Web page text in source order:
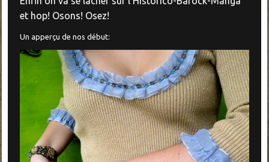
et hop! Osons! Osez!
Un apperçu de nos début: